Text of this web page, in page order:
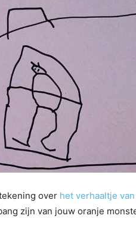
over het verhaaltje
zijn van jouw oranje